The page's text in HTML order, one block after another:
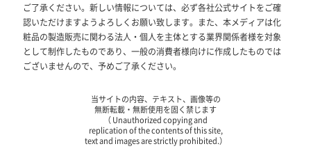
ご了承ください。新しい情報については、必ず各社公式サイトをご確
認いただけますようよろしくお願い致します。また、本メディアは化
粧品の製造販売に関わる法人・個人を主体とする業界関係者様を対象
として制作したものであり、一般の消費者様向けに作成したものでは
ございませんので、予めご了承ください。
当サイトの内容、テキスト、画像等の
無断転載・無断使用を固く禁じます
（ Unauthorized copying and
replication of the contents of this site,
text and images are strictly prohibited.）